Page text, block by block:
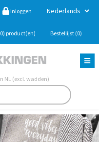
Inloggen
product(en) Bestellijst (0)
NL (excl. wadden).